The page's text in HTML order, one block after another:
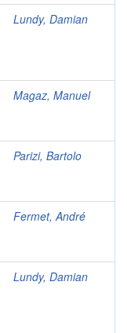
Lundy, Damian
Magaz, Manuel
Parizi, Bartolo
Fermet, André
Lundy, Damian